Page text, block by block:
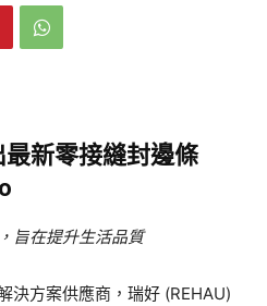
最新零接縫封邊條
旨在提升生活品質
決方案供應商，瑞好 (REHAU)